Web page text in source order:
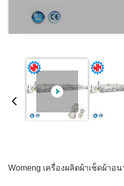
Womeng เครื่องผลิตผ้าเช็ดผ้า